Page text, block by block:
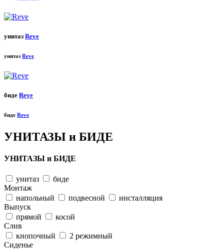
унитаз Reve
унитазReve
биде Reve
биде Reve
УНИТАЗЫ и БИДЕ
УНИТАЗЫ и БИДЕ
унитаз
биде
Монтаж
напольный
подвесной
инсталляция
Выпуск
прямой
косой
Слив
кнопочный
2 режимный
Сиденье